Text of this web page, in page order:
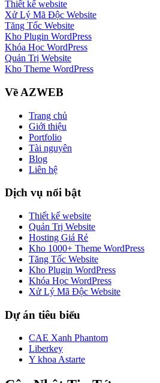
Thiết kế website
Xử Lý Mã Độc Website
Tăng Tốc Website
Kho Plugin WordPress
Khóa Học WordPress
Quản Trị Website
Kho Theme WordPress
Về AZWEB
Trang chủ
Giới thiệu
Portfolio
Tài nguyên
Blog
Liên hệ
Dịch vụ nổi bật
Thiết kế website
Quản Trị Website
Hosting Giá Rẻ
Kho 1000+ Theme WordPress
Tăng Tốc Website
Kho Plugin WordPress
Khóa Học WordPress
Xử Lý Mã Độc Website
Dự án tiêu biểu
CAE Xanh Phantom
Liberkey
Y khoa Astarte